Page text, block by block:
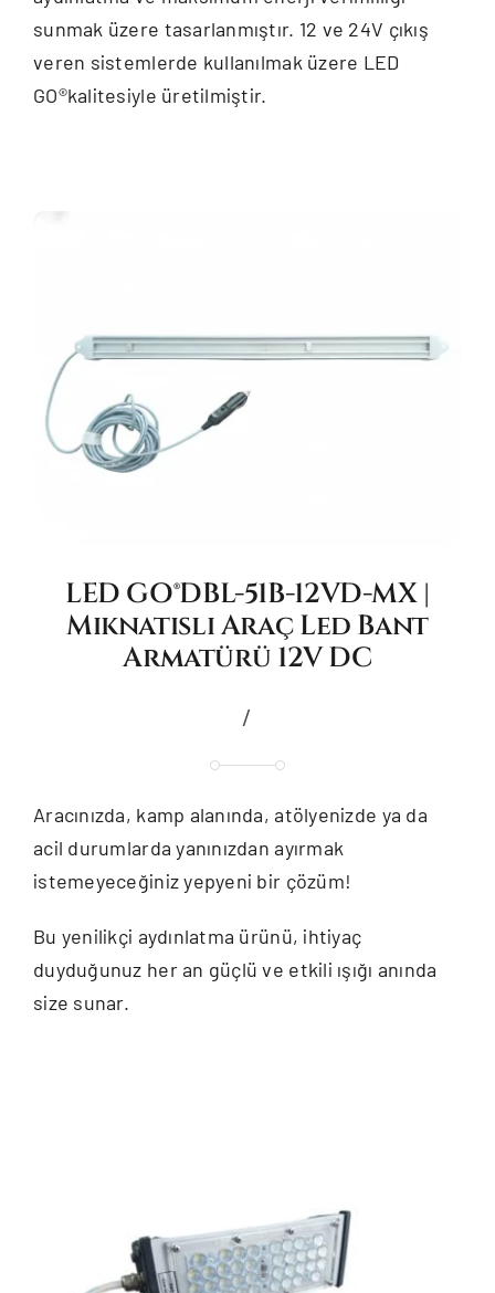
sunmak üzere tasarlanmıştır. 12 ve 24V çıkış
veren sistemlerde kullanılmak üzere LED
GO®kalitesiyle üretilmiştir.
LED GO®DBL-51B-12VD-MX |
Mıknatıslı Araç Led Bant
Armatürü 12V DC
/
Aracınızda, kamp alanında, atölyenizde ya da
acil durumlarda yanınızdan ayırmak
istemeyeceğiniz yepyeni bir çözüm!
Bu yenilikçi aydınlatma ürünü, ihtiyaç
duyduğunuz her an güçlü ve etkili ışığı anında
size sunar.